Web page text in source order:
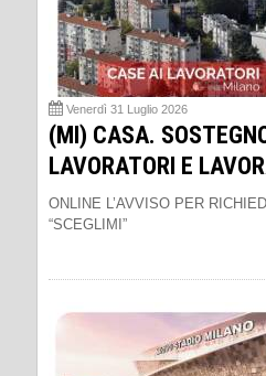
Venerdì 31 Luglio 2026
(MI) CASA.
LAVORATORI E
ONLINE L’AVVISO PER
“SCEGLIMI”